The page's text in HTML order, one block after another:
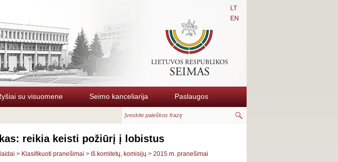
LT
EN
su visuomene Seimo kanceliarija Paslaugos
reikia keisti požiūrį į lobistus
> Klasifikuoti pranešimai > Iš komitetų, komisijų > 2015 m. pranešimai